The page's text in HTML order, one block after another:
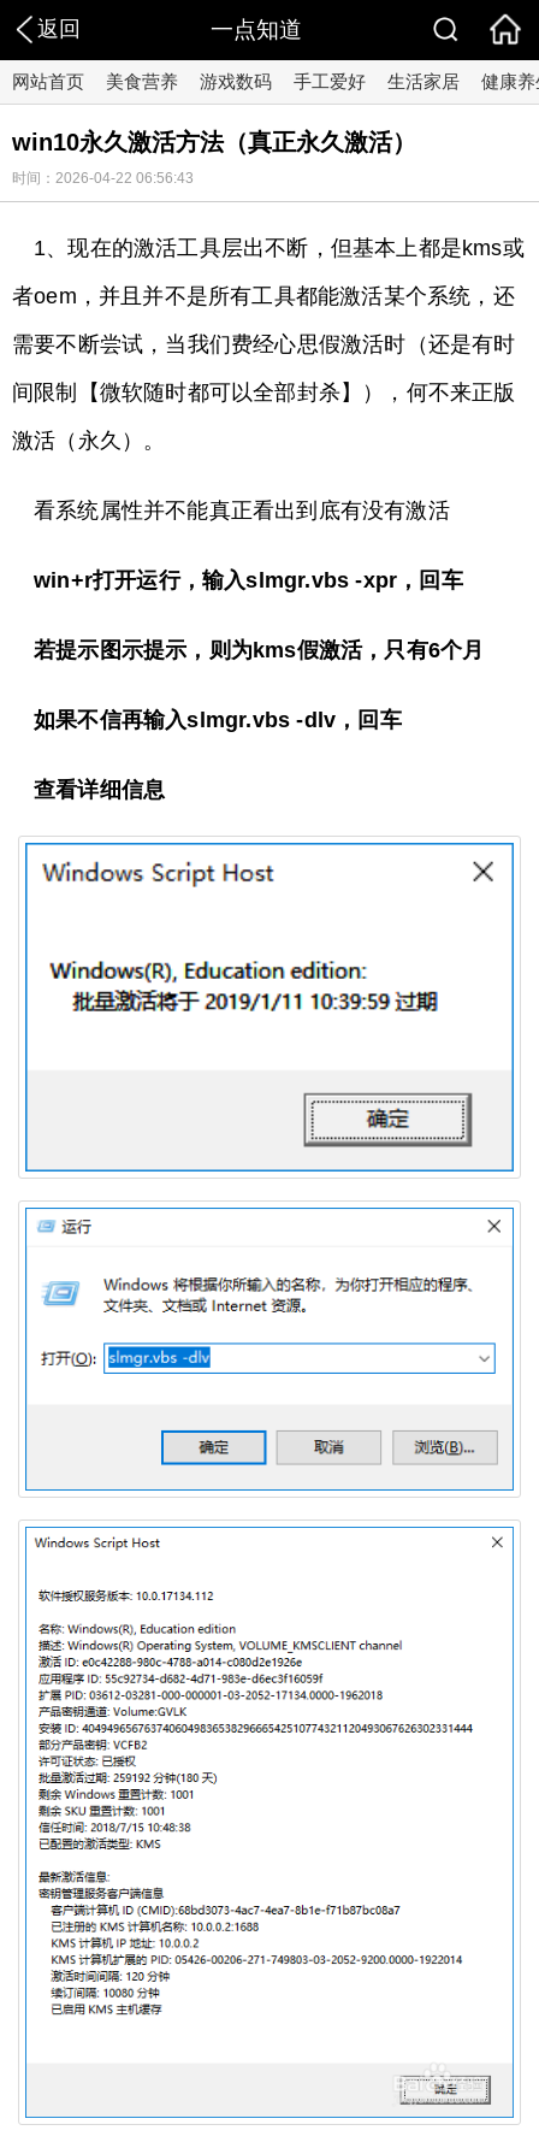
返回 一点知道
网站首页 美食营养 游戏数码 手工爱好 生活家居 健康养
win10永久激活方法（真正永久激活）
时间：2026-04-22 06:56:43
1、现在的激活工具层出不断，但基本上都是kms或
者oem，并且并不是所有工具都能激活某个系统，还
需要不断尝试，当我们费经心思假激活时（还是有时
间限制【微软随时都可以全部封杀】），何不来正版
激活（永久）。
看系统属性并不能真正看出到底有没有激活
win+r打开运行，输入slmgr.vbs -xpr，回车
若提示图示提示，则为kms假激活，只有6个月
如果不信再输入slmgr.vbs -dlv，回车
查看详细信息